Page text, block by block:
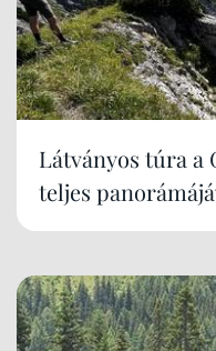
Látványos túra
teljes